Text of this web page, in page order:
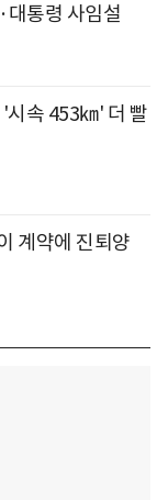
통령 사임설
시속 453㎞' 더 빨
계약에 진퇴양